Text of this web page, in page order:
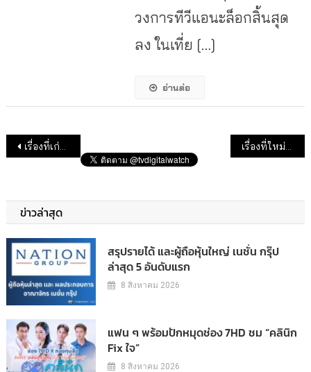
วงการทีวีแอนะล็อกสิ้นสุด
ลง ในเที่ย […]
อ่านต่อ
แนะแนวเรื่อง
เรื่องที่เก่ากว่า เรื่องที่ใหม่กว่า
ข่าวล่าสุด
สรุปรายได้ และผู้ถือหุ้นใหญ่ เนชั่น กรุ๊ป
ล่าสุด 5 อันดับแรก
8 สิงหาคม 2026
แฟน ๆ พร้อมปักหมุดช่อง 7HD ชม “คลินิก
Fix ใจ”
8 สิงหาคม 2026